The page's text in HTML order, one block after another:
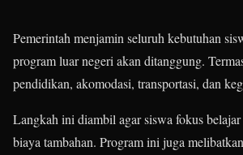
Pemerintah menjamin seluruh kebutuhan
program luar negeri akan ditanggung.
pendidikan, akomodasi, transportasi, dan
Langkah ini diambil agar siswa fokus belajar
biaya tambahan. Program ini juga